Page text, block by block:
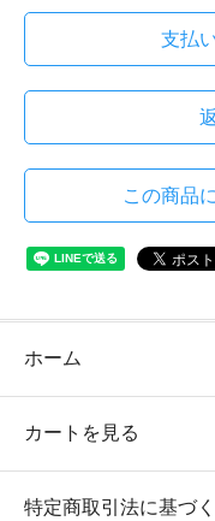
支払
この商品
ホーム
カートを見る
特定商取引法に基づ